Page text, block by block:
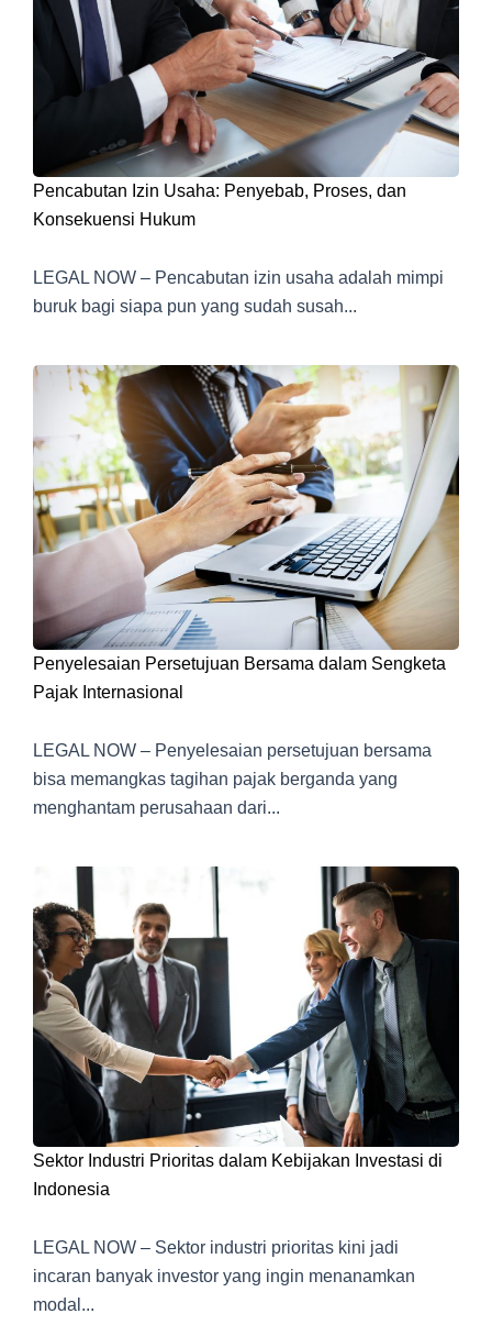
Pencabutan Izin Usaha: Penyebab, Proses, dan
Konsekuensi Hukum
LEGAL NOW – Pencabutan izin usaha adalah mimpi
buruk bagi siapa pun yang sudah susah...
Penyelesaian Persetujuan Bersama dalam Sengketa
Pajak Internasional
LEGAL NOW – Penyelesaian persetujuan bersama
bisa memangkas tagihan pajak berganda yang
menghantam perusahaan dari...
Sektor Industri Prioritas dalam Kebijakan Investasi di
Indonesia
LEGAL NOW – Sektor industri prioritas kini jadi
incaran banyak investor yang ingin menanamkan
modal...